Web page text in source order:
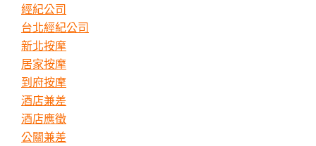
經紀公司
台北經紀公司
新北按摩
居家按摩
到府按摩
酒店兼差
酒店應徵
公關兼差